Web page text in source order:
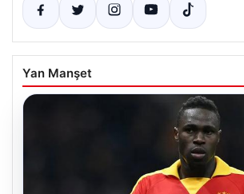
Yan Manşet